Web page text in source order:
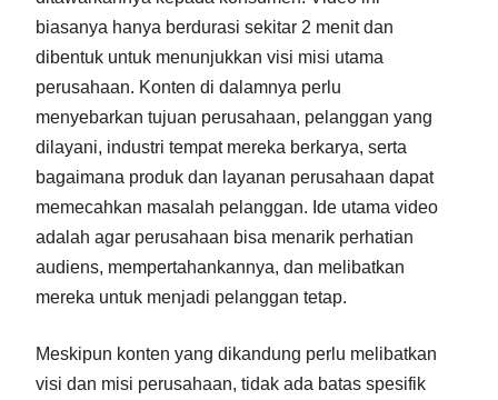
biasanya hanya berdurasi sekitar 2 menit dan
dibentuk untuk menunjukkan visi misi utama
perusahaan. Konten di dalamnya perlu
menyebarkan tujuan perusahaan, pelanggan yang
dilayani, industri tempat mereka berkarya, serta
bagaimana produk dan layanan perusahaan dapat
memecahkan masalah pelanggan. Ide utama video
adalah agar perusahaan bisa menarik perhatian
audiens, mempertahankannya, dan melibatkan
mereka untuk menjadi pelanggan tetap.
Meskipun konten yang dikandung perlu melibatkan
visi dan misi perusahaan, tidak ada batas spesifik